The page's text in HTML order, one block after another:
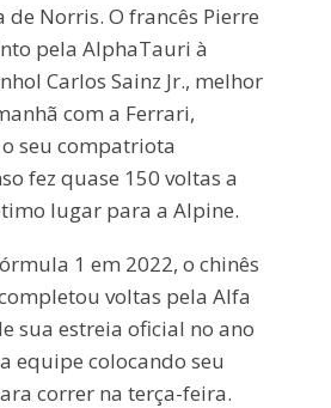
Norris. O francês Pierre
pela AlphaTauri à
Carlos Sainz Jr., melhor
com a Ferrari,
seu compatriota
fez quase 150 voltas a
lugar para a Alpine.
1 em 2022, o chinês
voltas pela Alfa
sua estreia oficial no ano
equipe colocando seu
correr na terça-feira.